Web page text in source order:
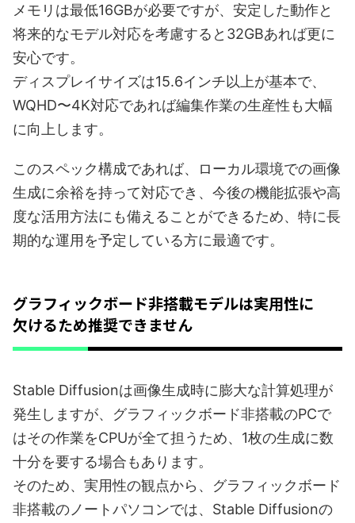
メモリは最低16GBが必要ですが、安定した動作と
将来的なモデル対応を考慮すると32GBあれば更に
安心です。
ディスプレイサイズは15.6インチ以上が基本で、
WQHD〜4K対応であれば編集作業の生産性も大幅
に向上します。
このスペック構成であれば、ローカル環境での画像
生成に余裕を持って対応でき、今後の機能拡張や高
度な活用方法にも備えることができるため、特に長
期的な運用を予定している方に最適です。
グラフィックボード非搭載モデルは実用性に
欠けるため推奨できません
Stable Diffusionは画像生成時に膨大な計算処理が
発生しますが、グラフィックボード非搭載のPCで
はその作業をCPUが全て担うため、1枚の生成に数
十分を要する場合もあります。
そのため、実用性の観点から、グラフィックボード
非搭載のノートパソコンでは、Stable Diffusionの